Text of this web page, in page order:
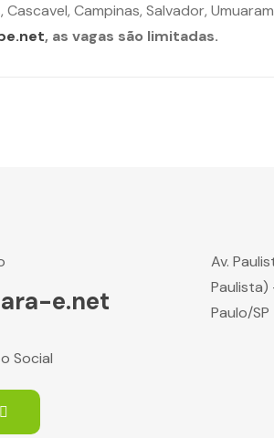
Campinas, Salvador,
, as vagas são limitadas.
e.net
Social
Av.
Paulista)
Paulo/SP